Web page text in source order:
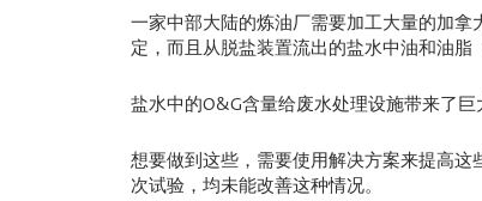
一家中部大陆的炼油厂需要加工大量的加
定，而且从脱盐装置流出的盐水中油和油脂
盐水中的O&G含量给废水处理设施带来了
想要做到这些，需要使用解决方案来提高
次试验，均未能改善这种情况。